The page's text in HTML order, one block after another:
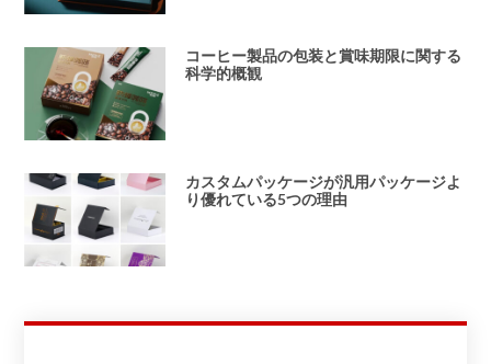
コーヒー製品の包装と賞味期限に関する
科学的概観
カスタムパッケージが汎用パッケージよ
り優れている5つの理由